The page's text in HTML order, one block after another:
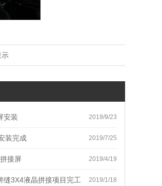
示
2019/9/23
安装
2019/7/25
装完成
2019/4/19
接屏
2019/1/18
3X4液晶拼接项目完工